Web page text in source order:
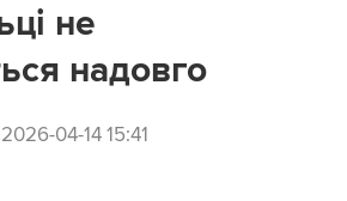
не
надовго
2026-04-14 15:41